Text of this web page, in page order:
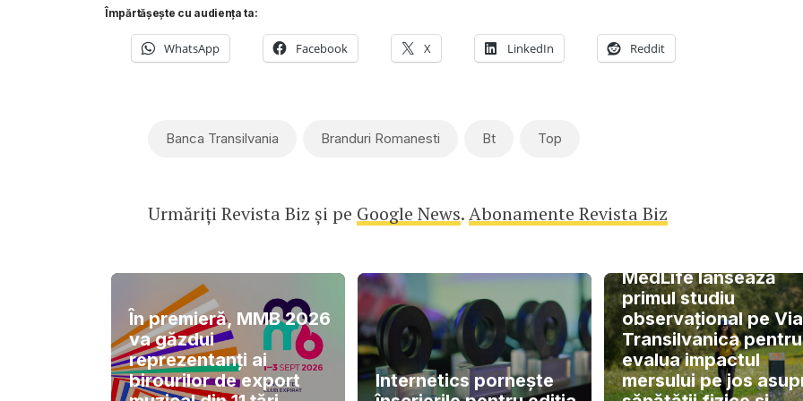
Împărtășește cu audiența ta:
WhatsApp Facebook X LinkedIn Reddit
Banca Transilvania Branduri Romanesti Bt Top
Urmăriți Revista Biz și pe Google News.Abonamente Revista Biz
În premieră, MMB 2026
va găzdui
reprezentanți ai
birourilor de export
Internetics pornește
MedLife lansează
primul studiu
observațional pe Via
Transilvanica
evalua impactul
mersului pe jos